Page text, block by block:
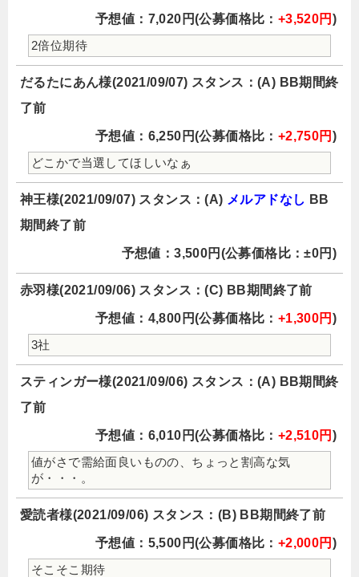
予想値：7,020円(公募価格比： +3,520円 )
2倍位期待
だるたにあん様(2021/09/07) スタンス：(A) BB期間終
了前
予想値：6,250円(公募価格比： +2,750円 )
どこかで当選してほしいなぁ
神王様(2021/09/07) スタンス：(A) メルアドなし BB
期間終了前
予想値：3,500円(公募価格比：±0円)
赤羽様(2021/09/06) スタンス：(C) BB期間終了前
予想値：4,800円(公募価格比： +1,300円 )
3社
スティンガー様(2021/09/06) スタンス：(A) BB期間終
了前
予想値：6,010円(公募価格比： +2,510円 )
値がさで需給面良いものの、ちょっと割高な気
が・・・。
愛読者様(2021/09/06) スタンス：(B) BB期間終了前
予想値：5,500円(公募価格比： +2,000円 )
そこそこ期待